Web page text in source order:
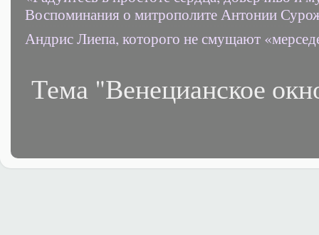
Воспоминания о митрополите Антонии
Андрис Лиепа, которого не смущают
Тема "Венецианское